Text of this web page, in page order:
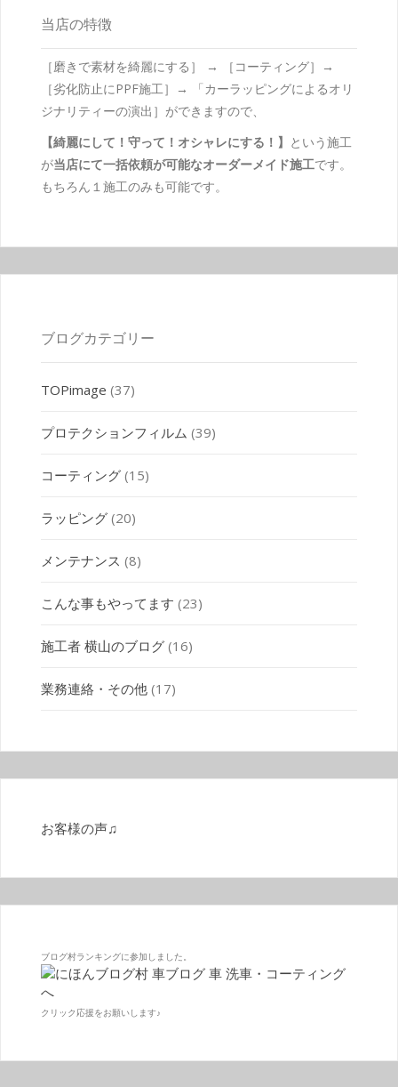
当店の特徴
［磨きで素材を綺麗にする］ → ［コーティング］→
［劣化防止にPPF施工］→ 「カーラッピングによるオリ
ジナリティーの演出］ができますので、
【綺麗にして！守って！オシャレにする！】
という施工
が当店にて一括依頼が可能なオーダーメイド施工です。
もちろん１施工のみも可能です。
ブログカテゴリー
TOPimage (37)
プロテクションフィルム (39)
コーティング(15)
ラッピング(20)
メンテナンス (8)
こんな事もやってます (23)
施工者 横山のブログ(16)
業務連絡・その他(17)
お客様の声♫
ブログ村ランキングに参加しました。
クリック応援をお願いします♪